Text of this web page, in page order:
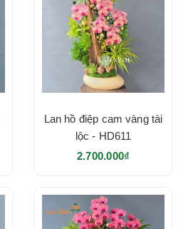
Lan hồ điệp cam vàng tài
lộc - HD611
2.700.000₫